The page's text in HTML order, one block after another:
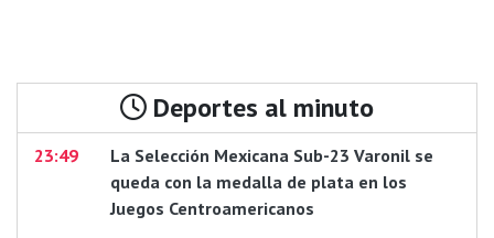
Deportes al minuto
23:49
La Selección Mexicana Sub-23 Varonil se
queda con la medalla de plata en los
Juegos Centroamericanos